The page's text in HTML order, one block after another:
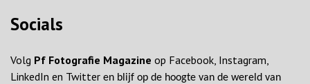
Socials
Volg Pf Fotografie Magazine op Facebook, Instagram,
LinkedIn en Twitter en blijf op de hoogte van de wereld van